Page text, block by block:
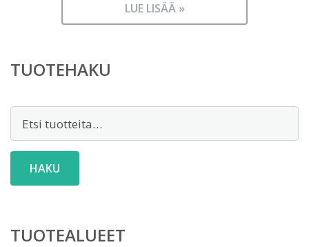
LUE LISÄÄ »
TUOTEHAKU
HAKU
TUOTEALUEET